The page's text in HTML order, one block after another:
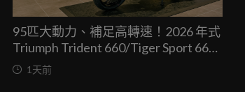
95匹大動力、補足高轉速！2026 年式
Triumph Trident 660/Tiger Sport 660
兩車均一價 39.9 萬台灣發表
1天前